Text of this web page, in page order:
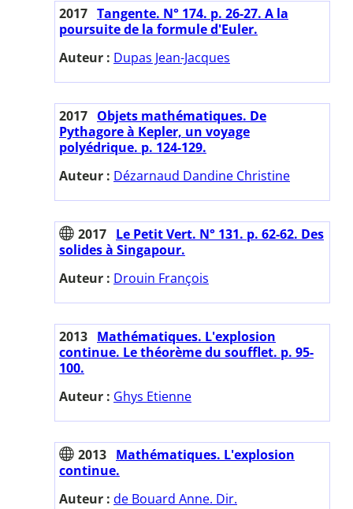
2017 Tangente. N° 174. p. 26-27. A la
poursuite de la formule d'Euler.
Auteur : Dupas Jean-Jacques
2017 Objets mathématiques. De
Pythagore à Kepler, un voyage
polyédrique. p. 124-129.
Auteur : Dézarnaud Dandine Christine
2017 Le Petit Vert. N° 131. p. 62-62. Des
solides à Singapour.
Auteur : Drouin François
2013 Mathématiques. L'explosion
continue. Le théorème du soufflet. p. 95-
100.
Auteur : Ghys Etienne
2013 Mathématiques. L'explosion
continue.
Auteur : de Bouard Anne. Dir.